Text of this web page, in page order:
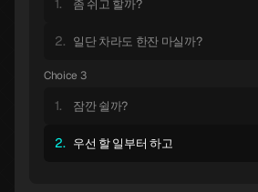
1. 좀 쉬고 할까?
2. 일단 차라도 한잔 마실까?
Choice 3
1. 잠깐 쉴까?
2. 우선 할 일부터 하고